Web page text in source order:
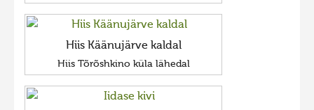
Hiis Käänujärve kaldal
Hiis Tõrõshkino küla lähedal